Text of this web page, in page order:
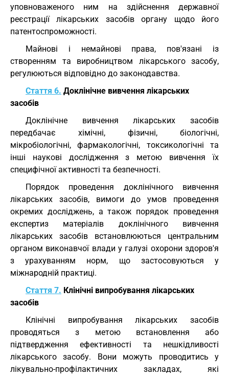
уповноваженого ним на здійснення державної
реєстрації лікарських засобів органу щодо його
патентоспроможності.
Майнові і немайнові права, пов'язані із
створенням та виробництвом лікарського засобу,
регулюються відповідно до законодавства.
Стаття 6. Доклінічне вивчення лікарських
засобів
Доклінічне вивчення лікарських засобів
передбачає хімічні, фізичні, біологічні,
мікробіологічні, фармакологічні, токсикологічні та
інші наукові дослідження з метою вивчення їх
специфічної активності та безпечності.
Порядок проведення доклінічного вивчення
лікарських засобів, вимоги до умов проведення
окремих досліджень, а також порядок проведення
експертиз матеріалів доклінічного вивчення
лікарських засобів встановлюються центральним
органом виконавчої влади у галузі охорони здоров'я
з урахуванням норм, що застосовуються у
міжнародній практиці.
Стаття 7. Клінічні випробування лікарських
засобів
Клінічні випробування лікарських засобів
проводяться з метою встановлення або
підтвердження ефективності та нешкідливості
лікарського засобу. Вони можуть проводитись у
лікувально-профілактичних закладах, які